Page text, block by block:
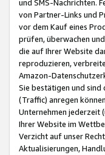
und SMS-Nachrichten.
von Partner-Links und
vor dem Kauf eines
prüfen, überwachen
die auf Ihrer Website
reproduzieren,
Amazon-
Sie bestätigen und
(Traffic) anregen
Unternehmen jederzeit
Ihrer Website im
Verzicht auf unser
Aktualisierungen,